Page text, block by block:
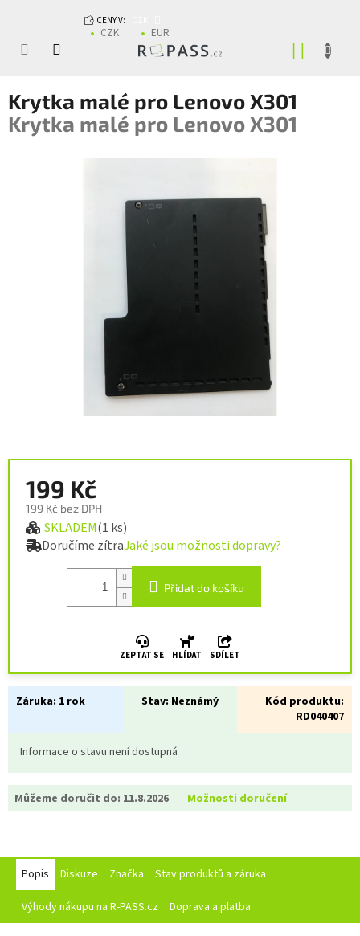
CENY V:
CZK EUR
Krytka malé pro Lenovo X301
Krytka malé pro Lenovo X301
199 Kč
199 Kč bez DPH
Měrná cena:
SKLADEM(1 ks)
Doručíme zítraJaké jsou možnosti dopravy?
Přidat do košíku
ZEPTAT SE HLÍDAT SDÍLET
Záruka: 1 rok Stav: Neznámý
Kód produktu:
RD040407
Informace o stavu není dostupná
Můžeme doručit do: 11.8.2026 Možnosti doručení
Popis Diskuze Značka Stav produktů a záruka
Výhody nákupu na R-PASS.cz Doprava a platba